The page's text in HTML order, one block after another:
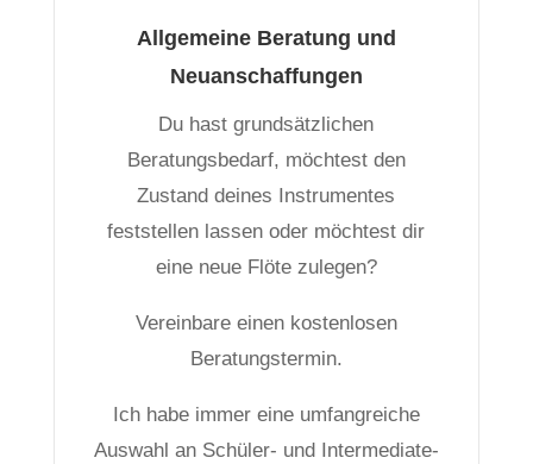
Allgemeine Beratung und
Neuanschaffungen
Du hast grundsätzlichen
Beratungsbedarf, möchtest den
Zustand deines Instrumentes
feststellen lassen oder möchtest dir
eine neue Flöte zulegen?
Vereinbare einen kostenlosen
Beratungstermin.
Ich habe immer eine umfangreiche
Auswahl an Schüler- und Intermediate-